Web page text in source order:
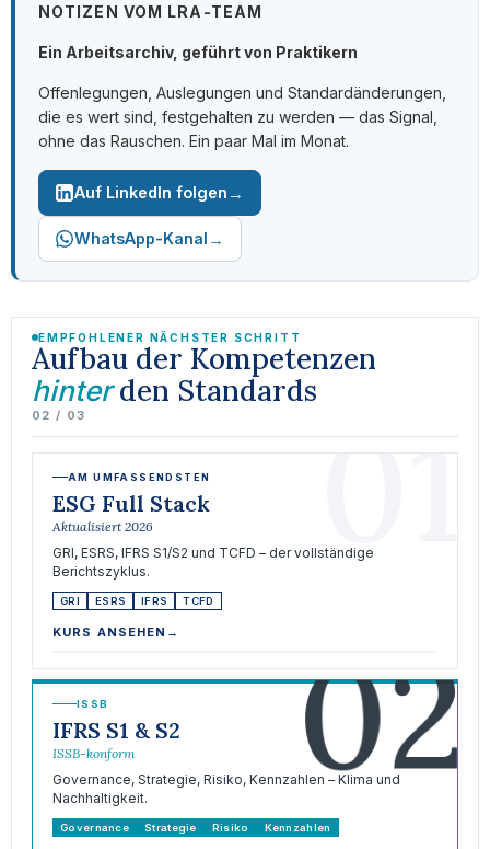
NOTIZEN VOM LRA-TEAM
Ein Arbeitsarchiv, geführt von Praktikern
Offenlegungen, Auslegungen und Standardänderungen,
die es wert sind, festgehalten zu werden — das Signal,
ohne das Rauschen. Ein paar Mal im Monat.
Auf LinkedIn folgen →
WhatsApp-Kanal →
EMPFOHLENER NÄCHSTER SCHRITT
Aufbau der Kompetenzen
hinterden Standards
02 / 03 01
AM UMFASSENDSTEN
ESG Full Stack
Aktualisiert 2026
GRI, ESRS, IFRS S1/S2 und TCFD – der vollständige
Berichtszyklus.
GRI ESRS IFRS TCFD
KURS ANSEHEN → 02
ISSB
IFRS S1 & S2
ISSB-konform
Governance, Strategie, Risiko, Kennzahlen – Klima und
Nachhaltigkeit.
Governance Strategie Risiko Kennzahlen